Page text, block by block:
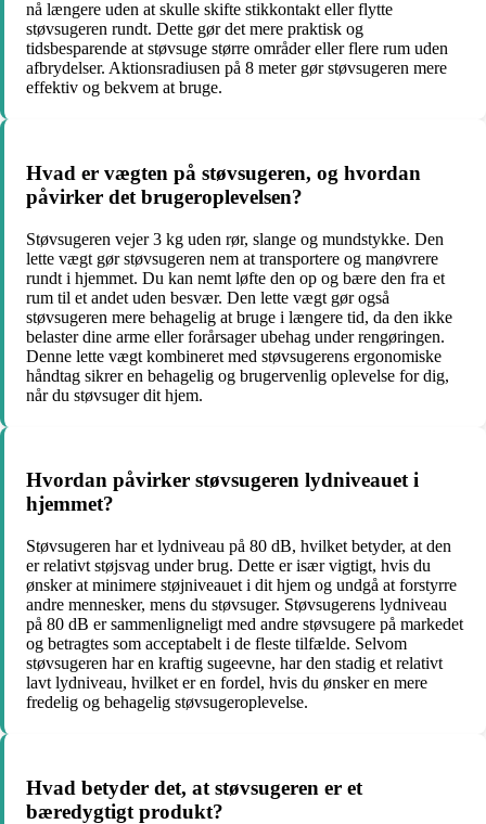
nå længere uden at skulle skifte stikkontakt eller flytte
støvsugeren rundt. Dette gør det mere praktisk og
tidsbesparende at støvsuge større områder eller flere rum uden
afbrydelser. Aktionsradiusen på 8 meter gør støvsugeren mere
effektiv og bekvem at bruge.
Hvad er vægten på støvsugeren, og hvordan
påvirker det brugeroplevelsen?
Støvsugeren vejer 3 kg uden rør, slange og mundstykke. Den
lette vægt gør støvsugeren nem at transportere og manøvrere
rundt i hjemmet. Du kan nemt løfte den op og bære den fra et
rum til et andet uden besvær. Den lette vægt gør også
støvsugeren mere behagelig at bruge i længere tid, da den ikke
belaster dine arme eller forårsager ubehag under rengøringen.
Denne lette vægt kombineret med støvsugerens ergonomiske
håndtag sikrer en behagelig og brugervenlig oplevelse for dig,
når du støvsuger dit hjem.
Hvordan påvirker støvsugeren lydniveauet i
hjemmet?
Støvsugeren har et lydniveau på 80 dB, hvilket betyder, at den
er relativt støjsvag under brug. Dette er især vigtigt, hvis du
ønsker at minimere støjniveauet i dit hjem og undgå at forstyrre
andre mennesker, mens du støvsuger. Støvsugerens lydniveau
på 80 dB er sammenligneligt med andre støvsugere på markedet
og betragtes som acceptabelt i de fleste tilfælde. Selvom
støvsugeren har en kraftig sugeevne, har den stadig et relativt
lavt lydniveau, hvilket er en fordel, hvis du ønsker en mere
fredelig og behagelig støvsugeroplevelse.
Hvad betyder det, at støvsugeren er et
bæredygtigt produkt?